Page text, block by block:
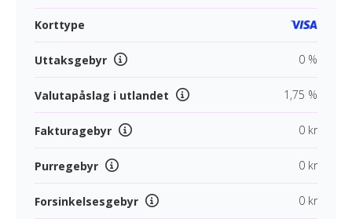
Korttype
Uttaksgebyr 0 %
Valutapåslag i utlandet 1,75 %
Fakturagebyr 0 kr
Purregebyr 0 kr
Forsinkelsesgebyr 0 kr